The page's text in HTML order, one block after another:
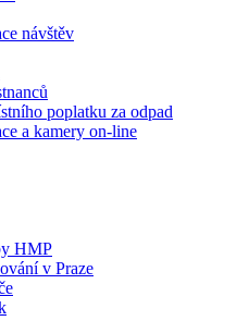
návštěv
poplatku za odpad
a kamery on-line
HMP
v Praze